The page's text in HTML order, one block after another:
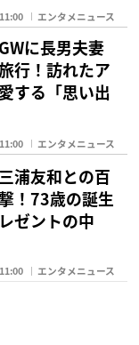
エンタメニュース
に長男夫妻
行！訪れたア
する「思い出
エンタメニュース
浦友和との百
！73歳の誕生
ゼントの中
エンタメニュース